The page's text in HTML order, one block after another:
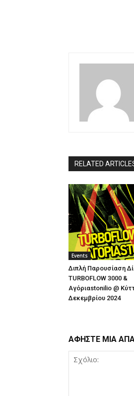
RELATED
Events
Διπλή Παρουσίαση
TURBOFLOW 3000 &
Αγόριαstonilio @
Δεκεμβρίου 2024
ΑΦΗΣΤΕ ΜΙΑ